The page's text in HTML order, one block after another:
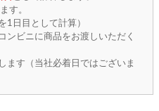
す。
1日目として計算）
ンビニに商品をお渡しいただく
ます（当社必着日ではございま